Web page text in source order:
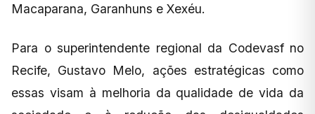
Macaparana, Garanhuns e Xexéu.
Para o superintendente regional da Codevasf no
Recife, Gustavo Melo, ações estratégicas como
essas visam à melhoria da qualidade de vida da